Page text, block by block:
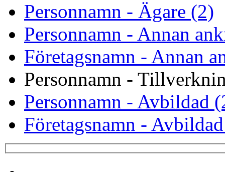
Personnamn - Ägare (2)
Personnamn - Annan
Företagsnamn - Annan
Personnamn -
Personnamn - Avbildad
Företagsnamn -